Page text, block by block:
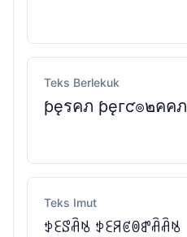
Teks Berlekuk
ƥęรคภ ƥęᴦƈ๏๒คคภ
Teks Imut
ꉣꏂꑄꋫꂚ ꉣꏂꋪꏳꉻꍗꋫꋫꂚ